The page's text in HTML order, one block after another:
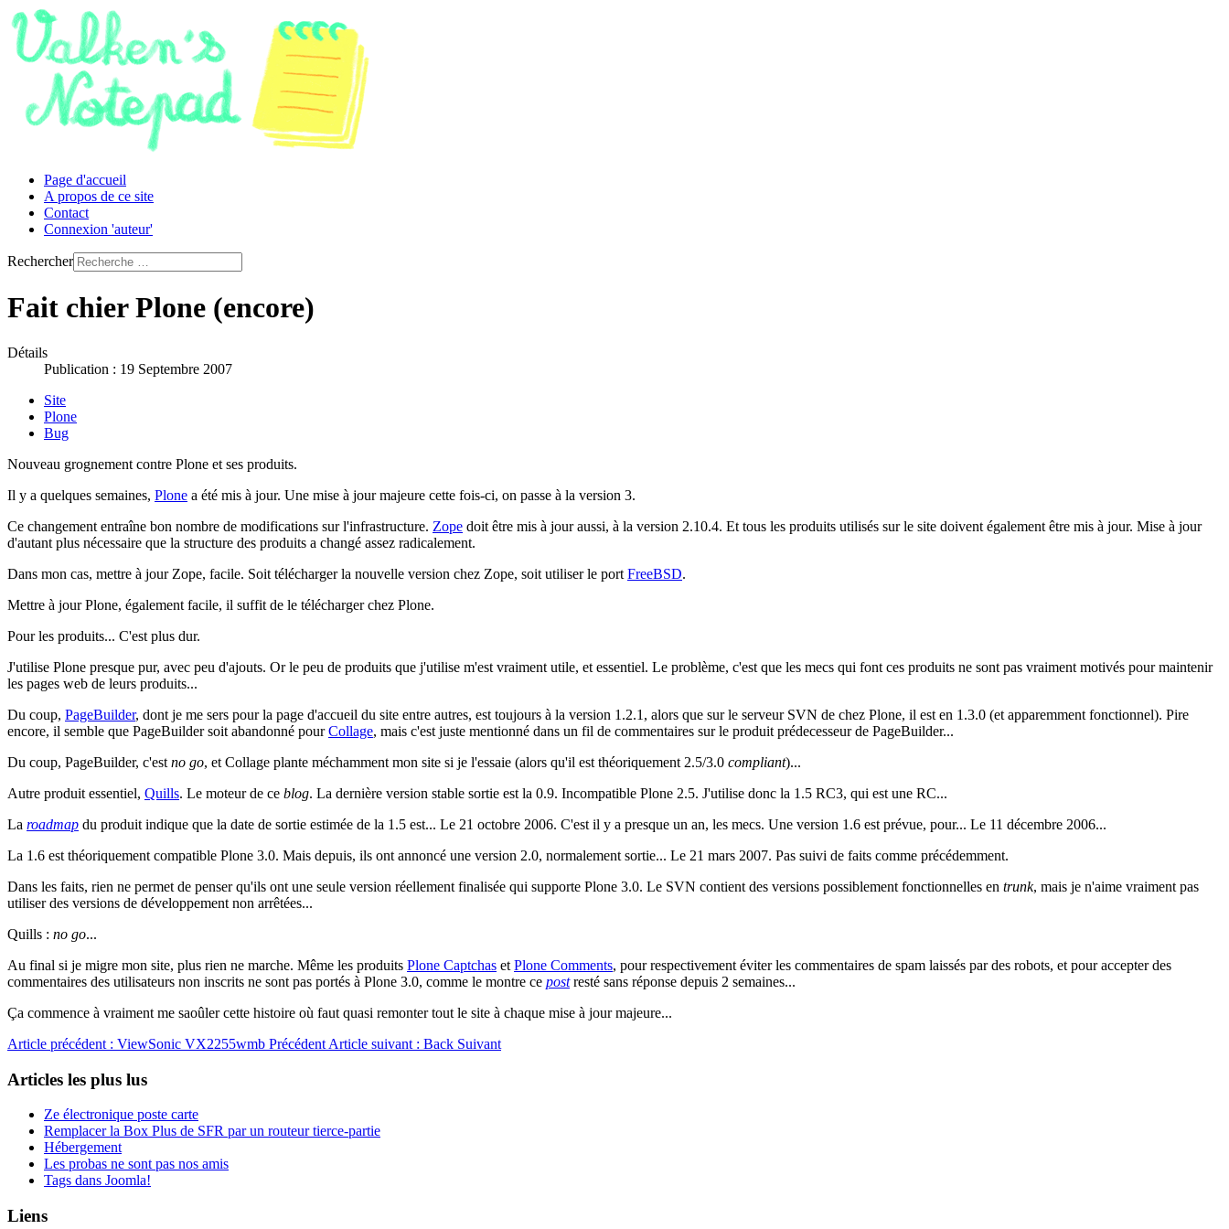
Page d'accueil
A propos de ce site
Contact
Connexion 'auteur'
Rechercher
Fait chier Plone (encore)
Détails
Publication : 19 Septembre 2007
Site
Plone
Bug
Nouveau grognement contre Plone et ses produits.
Il y a quelques semaines, Plone a été mis à jour. Une mise à jour majeure cette fois-ci, on passe à la version 3.
Ce changement entraîne bon nombre de modifications sur l'infrastructure. Zope doit être mis à jour aussi, à la version 2.10.4. Et tous les produits utilisés sur le site doivent également être mis à jour. Mise à jour
d'autant plus nécessaire que la structure des produits a changé assez radicalement.
Dans mon cas, mettre à jour Zope, facile. Soit télécharger la nouvelle version chez Zope, soit utiliser le port FreeBSD.
Mettre à jour Plone, également facile, il suffit de le télécharger chez Plone.
Pour les produits... C'est plus dur.
J'utilise Plone presque pur, avec peu d'ajouts. Or le peu de produits que j'utilise m'est vraiment utile, et essentiel. Le problème, c'est que les mecs qui font ces produits ne sont pas vraiment motivés pour maintenir
les pages web de leurs produits...
Du coup, PageBuilder, dont je me sers pour la page d'accueil du site entre autres, est toujours à la version 1.2.1, alors que sur le serveur SVN de chez Plone, il est en 1.3.0 (et apparemment fonctionnel). Pire
encore, il semble que PageBuilder soit abandonné pourCollage, mais c'est juste mentionné dans un fil de commentaires sur le produit prédecesseur de PageBuilder...
Du coup, PageBuilder, c'est no go, et Collage plante méchamment mon site si je l'essaie (alors qu'il est théoriquement 2.5/3.0 compliant)...
Autre produit essentiel, Quills. Le moteur de ce blog. La dernière version stable sortie est la 0.9. Incompatible Plone 2.5. J'utilise donc la 1.5 RC3, qui est une RC...
La roadmap du produit indique que la date de sortie estimée de la 1.5 est... Le 21 octobre 2006. C'est il y a presque un an, les mecs. Une version 1.6 est prévue, pour... Le 11 décembre 2006...
La 1.6 est théoriquement compatible Plone 3.0. Mais depuis, ils ont annoncé une version 2.0, normalement sortie... Le 21 mars 2007. Pas suivi de faits comme précédemment.
Dans les faits, rien ne permet de penser qu'ils ont une seule version réellement finalisée qui supporte Plone 3.0. Le SVN contient des versions possiblement fonctionnelles en trunk, mais je n'aime vraiment pas
utiliser des versions de développement non arrêtées...
Quills : no go...
Au final si je migre mon site, plus rien ne marche. Même les produits Plone Captchas et Plone Comments, pour respectivement éviter les commentaires de spam laissés par des robots, et pour accepter des
commentaires des utilisateurs non inscrits ne sont pas portés à Plone 3.0, comme le montre ce postresté sans réponse depuis 2 semaines...
Ça commence à vraiment me saoûler cette histoire où faut quasi remonter tout le site à chaque mise à jour majeure...
Article précédent : ViewSonic VX2255wmb Précédent Article suivant : Back Suivant
Articles les plus lus
Ze électronique poste carte
Remplacer la Box Plus de SFR par un routeur tierce-partie
Hébergement
Les probas ne sont pas nos amis
Tags dans Joomla!
Liens